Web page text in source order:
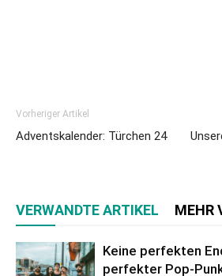
Vorheriger Artikel
Adventskalender: Türchen 24
VERWANDTE ARTIKEL MEHR
Keine perfekten
perfekter Pop-